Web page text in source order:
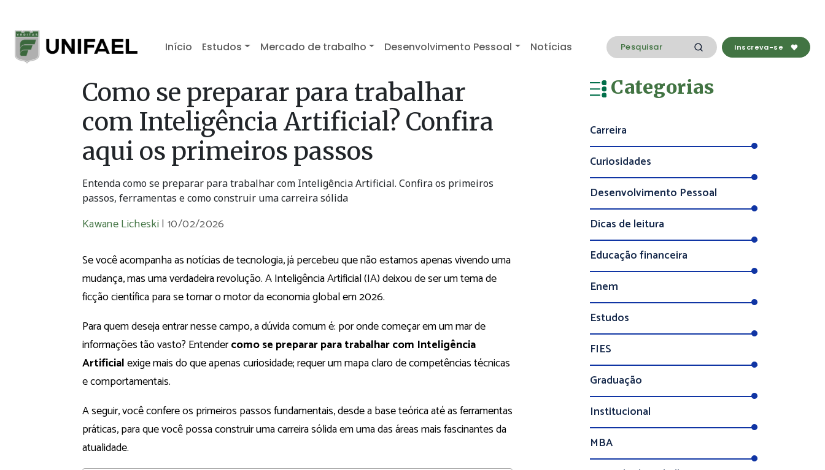
Início Estudos Mercado de trabalho Desenvolvimento Pessoal Notícias Inscreva-se
Como se preparar para trabalhar
com Inteligência Artificial? Confira
aqui os primeiros passos
Entenda como se preparar para trabalhar com Inteligência Artificial. Confira os primeiros
passos, ferramentas e como construir uma carreira sólida
Kawane Licheski |10/02/2026
Se você acompanha as notícias de tecnologia, já percebeu que não estamos apenas vivendo uma
mudança, mas uma verdadeira revolução. A Inteligência Artificial (IA) deixou de ser um tema de
ficção científica para se tornar o motor da economia global em 2026.
Para quem deseja entrar nesse campo, a dúvida comum é: por onde começar em um mar de
informações tão vasto? Entendercomo se preparar para trabalhar com Inteligência
Artificialexige mais do que apenas curiosidade; requer um mapa claro de competências técnicas
e comportamentais.
A seguir, você confere os primeiros passos fundamentais, desde a base teórica até as ferramentas
práticas, para que você possa construir uma carreira sólida em uma das áreas mais fascinantes da
atualidade.
Categorias
Carreira
Curiosidades
Desenvolvimento Pessoal
Dicas de leitura
Educação financeira
Enem
Estudos
FIES
Graduação
Institucional
MBA